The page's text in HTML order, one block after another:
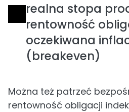
realna stopa
rentowność
oczekiwana
(breakeven)
Można też patrzeć
rentowność obligacji